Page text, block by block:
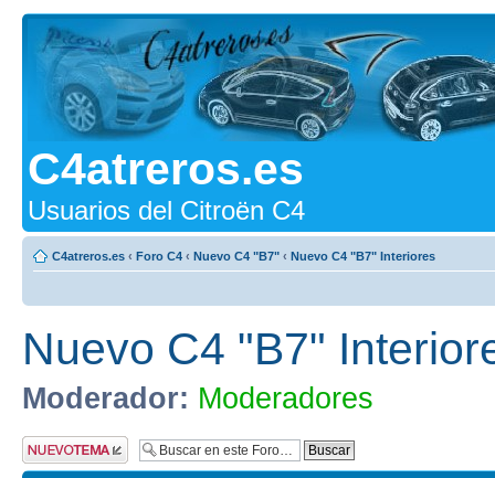
C4atreros.es
Usuarios del Citroën C4
C4atreros.es ‹ Foro C4 ‹ Nuevo C4 "B7" ‹ Nuevo C4 "B7" Interiores
Nuevo C4 "B7"
Moderador: Moderadores
Publicar un nuevo
tema